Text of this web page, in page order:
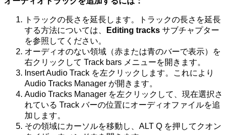
トラックの長さを延長します。トラックの長さを延長
する方法については、
Editing tracks サブチャプター
を参照してください。
オーディオのない領域（赤または青のバーで表示）を
右クリックして Track bars メニューを開きます。
Insert Audio Track を左クリックします。これにより
Audio Tracks Manager が開きます。
Audio Tracks Manager を左クリックして、現在選択さ
れている Track バーの位置にオーディオファイルを追
加します。
その領域にカーソルを移動し、ALT Q を押してクオン